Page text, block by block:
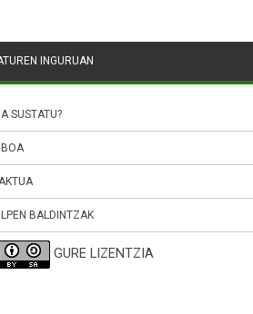
INGURUAN
SUSTATU?
BALDINTZAK
GURE LIZENTZIA